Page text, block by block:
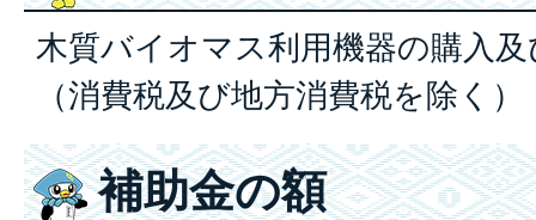
木質バイオマス利用機器の購入
（消費税及び地方消費税を除く）
補助金の額